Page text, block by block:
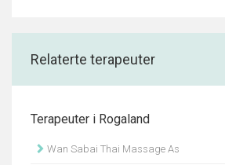
Relaterte terapeuter
Terapeuter i Rogaland
Wan Sabai Thai Massage As